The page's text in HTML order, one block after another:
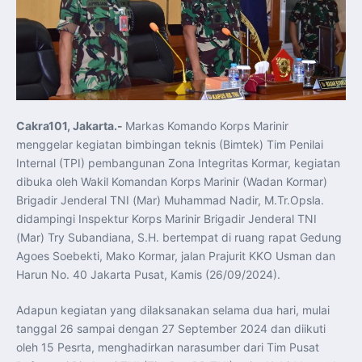
Koordinasi Jaga Stabilitas Keuangan dan Kepercayaan
Pasar
Presiden Prabowo Perkuat Sinergi Perguruan Tinggi dan
PT PAL untuk Majukan Industri Perkapalan Nasional
KASAL dan Panglima Armada Pasifik Rusia Resmi Buka
Latma ORRUDA 2026
T-50i Golden Eagle TNI AU Meriahkan Pitch Black Mindil
Beach Flying Display 2026
Indonesia dan Turki Sepakati Joint Action Plan 2026–
Balai Vokasi
TNI AU Tingkatkan Kemampuan Personel melalui
Pelatihan Signal Radio untuk Misi Pertahanan Udara dan
Radar
Menkeu Purbaya Instruksikan Penyelarasan Aturan KEK
untuk Perkuat Daya Saing Industri Dalam Negeri
Mentan Amran Pacu Produksi Gula Nasional, Target
Swasembada Gula Putih Dua Tahun dan Tembus 3 Juta
Ton
Menlu Sugiono Tekankan Inovasi sebagai Kunci
Penguatan Kerja Sama Konkret ASEAN Plus Three
Latma ORRUDA 2026 di Vladivostok Perkuat Diplomasi
Maritim TNI AL dan Rusia
Latihan DACT di Exercise Pitch Black 2026 Tingkatkan
Kesiapan Tempur Penerbang TNI AU
Menjadi Penopang Stabilitas Kawasan”
ASEAN dan Amerika Serikat Perkuat Kemitraan untuk
Jaga Stabilitas Kawasan dan Dorong Pertumbuhan
Ekonomi
Presiden Prabowo Terima Direktur FBI, Indonesia dan AS
Cakra101, Jakarta.- Markas Komando Korps Marinir
menggelar kegiatan bimbingan teknis (Bimtek) Tim Penilai
Internal (TPI) pembangunan Zona Integritas Kormar, kegiatan
dibuka oleh Wakil Komandan Korps Marinir (Wadan Kormar)
Brigadir Jenderal TNI (Mar) Muhammad Nadir, M.Tr.Opsla.
didampingi Inspektur Korps Marinir Brigadir Jenderal TNI
(Mar) Try Subandiana, S.H. bertempat di ruang rapat Gedung
Agoes Soebekti, Mako Kormar, jalan Prajurit KKO Usman dan
Harun No. 40 Jakarta Pusat, Kamis (26/09/2024).
Adapun kegiatan yang dilaksanakan selama dua hari, mulai
tanggal 26 sampai dengan 27 September 2024 dan diikuti
oleh 15 Pesrta, menghadirkan narasumber dari Tim Pusat